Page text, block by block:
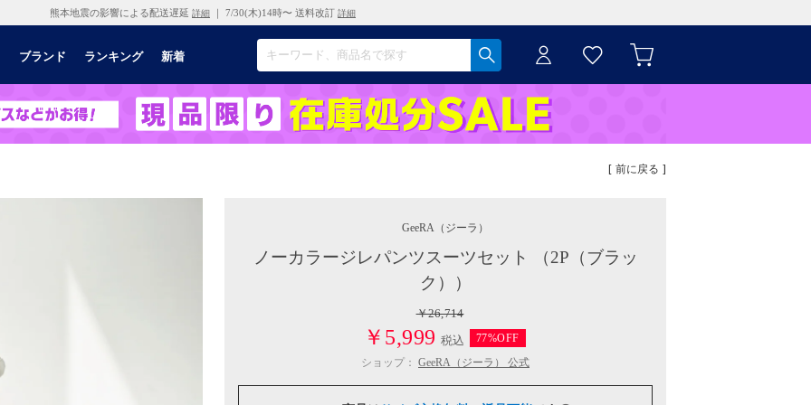
熊本地震の影響による配送遅延 詳細 ｜ 7/30(木)14時〜 送料改訂 詳細
ブランド ランキング 新着
[ 前に戻る ]
GeeRA （ジーラ）
ノーカラージレパンツスーツセット （2P（ブラッ
ク））
￥26,714
￥5,999 税込
77%OFF
ショップ： GeeRA（ジーラ） 公式